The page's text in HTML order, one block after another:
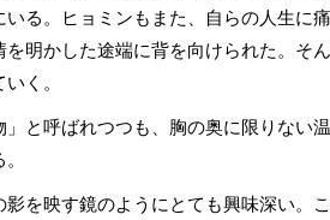
いる。ヒョミンもまた、自らの人生に
を明かした途端に背を向けられた。そ
く。
と呼ばれつつも、胸の奥に限りない
を映す鏡のようにとても興味深い。